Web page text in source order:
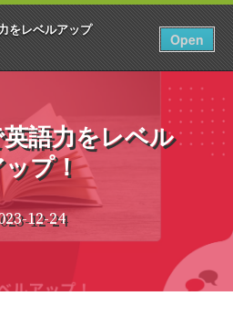
をレベルアップ
Open
ログイン JA
語力をレベル
プ！
12-24